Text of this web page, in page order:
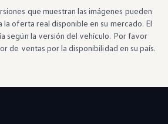
que muestran las imágenes pueden
la oferta real disponible en su mercado. El
según la versión del vehículo. Por favor
de ventas por la disponibilidad en su país.